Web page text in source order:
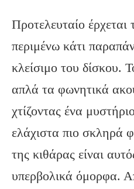
Προτελευταίο έρχεται
περιμένω κάτι
κλείσιμο του δίσκου.
απλά τα φωνητικά
χτίζοντας ένα
ελάχιστα πιο σκληρά
της κιθάρας είναι
υπερβολικά όμορφα.